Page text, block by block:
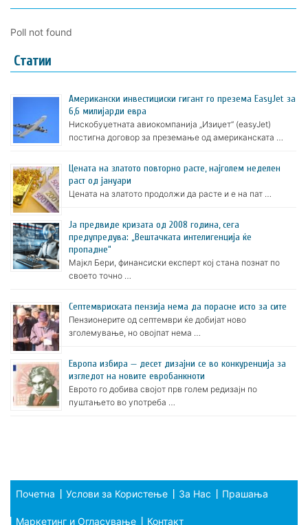
Poll not found
Статии
Американски инвестициски гигант го презема EasyJet за
6,6 милијарди евра
Нискобуџетната авиокомпанија „Изиџет“ (easyJet)
постигна договор за преземање од американската …
Цената на златото пoвторно расте, најголем неделен
раст од јануари
Цената на златото продолжи да расте и е на пат …
Ја предвиде кризата од 2008 година, сега
предупредува: „Вештачката интелигенција ќе
пропадне“
Мајкл Бери, финансиски експерт кој стана познат по
своето точно …
Септемвриската пензија нема да порасне исто за сите
Пензионерите од септември ќе добијат ново
зголемување, но овојпат нема …
Европа избира — десет дизајни се во конкуренција за
изгледот на новите евробанкноти
Еврото го добива својот прв голем редизајн по
пуштањето во употреба …
Почетна Услови за Користење За Нас Прашања
Маркетинг и Огласување Контакт